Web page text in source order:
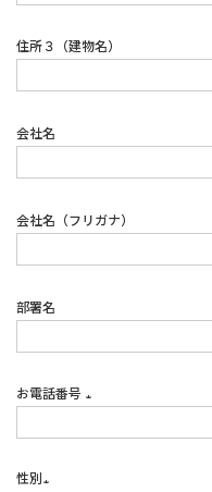
住所３（建物名）
会社名
会社名（フリガナ）
部署名
お電話番号
性別